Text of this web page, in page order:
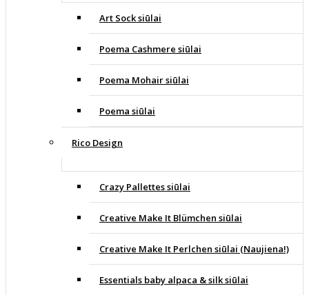
Art Sock siūlai
Poema Cashmere siūlai
Poema Mohair siūlai
Poema siūlai
Rico Design
Crazy Pallettes siūlai
Creative Make It Blümchen siūlai
Creative Make It Perlchen siūlai (Naujiena!)
Essentials baby alpaca & silk siūlai